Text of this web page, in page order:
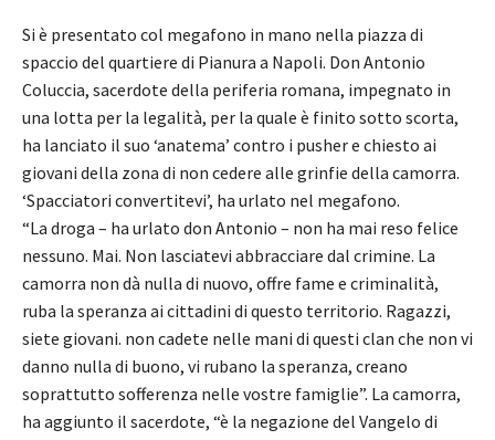
Si è presentato col megafono in mano nella piazza di
spaccio del quartiere di Pianura a Napoli. Don Antonio
Coluccia, sacerdote della periferia romana, impegnato in
una lotta per la legalità, per la quale è finito sotto scorta,
ha lanciato il suo ‘anatema’ contro i pusher e chiesto ai
giovani della zona di non cedere alle grinfie della camorra.
‘Spacciatori convertitevi’, ha urlato nel megafono.
“La droga – ha urlato don Antonio – non ha mai reso felice
nessuno. Mai. Non lasciatevi abbracciare dal crimine. La
camorra non dà nulla di nuovo, offre fame e criminalità,
ruba la speranza ai cittadini di questo territorio. Ragazzi,
siete giovani. non cadete nelle mani di questi clan che non vi
danno nulla di buono, vi rubano la speranza, creano
soprattutto sofferenza nelle vostre famiglie”. La camorra,
ha aggiunto il sacerdote, “è la negazione del Vangelo di